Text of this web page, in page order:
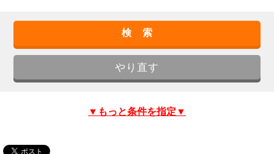
▼もっと条件を指定▼